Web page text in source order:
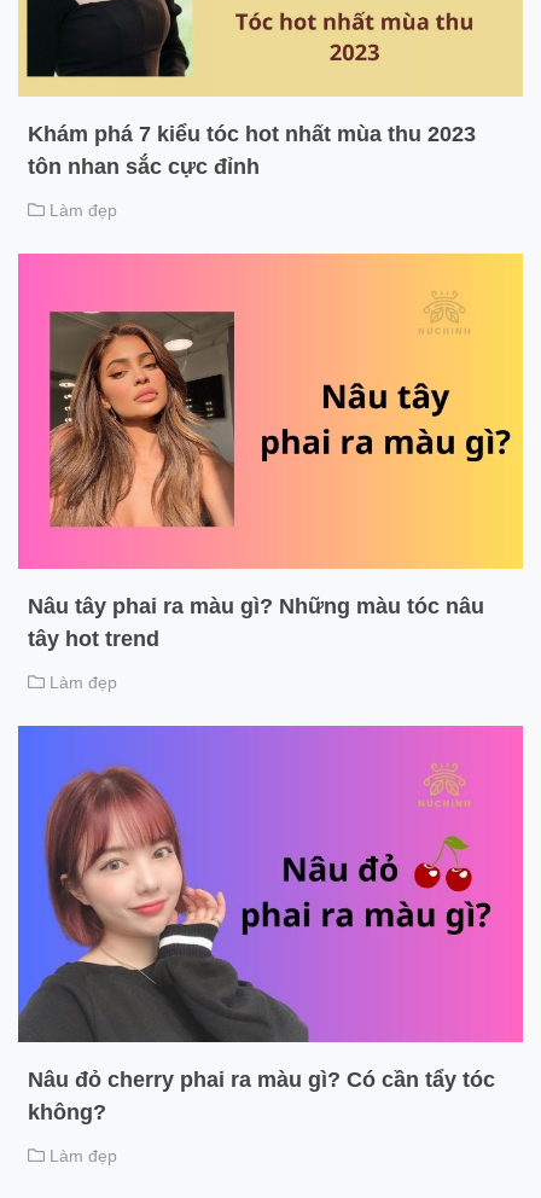
Khám phá 7 kiểu tóc hot nhất mùa thu 2023
tôn nhan sắc cực đỉnh
Làm đẹp
Nâu tây phai ra màu gì? Những màu tóc nâu
tây hot trend
Làm đẹp
Nâu đỏ cherry phai ra màu gì? Có cần tẩy tóc
không?
Làm đẹp